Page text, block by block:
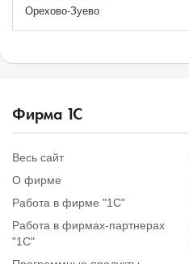
Орехово-Зуево
Фирма 1С
Весь сайт
О фирме
Работа в фирме "1С"
Работа в фирмах-партнерах
"1С"